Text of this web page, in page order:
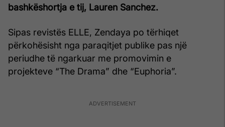
bashkëshortja e tij, Lauren Sanchez.
Sipas revistës ELLE, Zendaya po tërhiqet
përkohësisht nga paraqitjet publike pas një
periudhe të ngarkuar me promovimin e
projekteve “The Drama” dhe “Euphoria”.